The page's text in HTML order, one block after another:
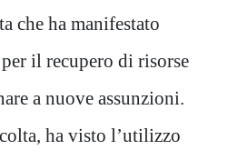
che ha manifestato
il recupero di risorse
a nuove assunzioni.
ha visto l’utilizzo